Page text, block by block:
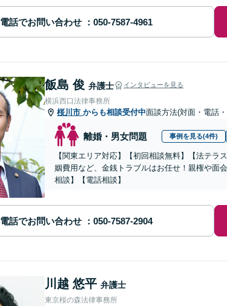
電話でお問い合わせ
飯島 俊 弁護士 インタビューを見る
横浜西口法律事務所
桜川市 からも相談受付中面談方法(対面・電話
離婚・男女問題 事例を見る(4件)
【関東エリア対応】【初回相談無料】【法テ
姻費用など、金銭トラブルはお任せ！親権や面
相談】【電話相談】
電話でお問い合わせ
川越 悠平 弁護士
東京桜の森法律事務所